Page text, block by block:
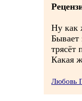
Ну как
Бывает
трясёт
Какая
Любовь